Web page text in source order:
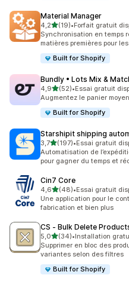
Material Manager
4,2étoile(s) sur 5
(19)
19 avis au total
•Forfait gratuit
Synchronisation en temps
matières premières pour
Built for Shopify
Bundly • Lots Mix &
4,9étoile(s) sur 5
(52)
52 avis au total
•Essai gratuit
Augmentez le panier
Built for Shopify
Starshipit shipping
3,7étoile(s) sur 5
(197)
197 avis au total
•Essai gratuit
Automatisation de
pour gagner du temps et
Cin7 Core
4,6étoile(s) sur 5
(48)
48 avis au total
•Essai gratuit
Une application pour le
fabrication et bien plus
CS ‑ Bulk Delete
5,0étoile(s) sur 5
(34)
34 avis au total
•Installation
Supprimer en bloc des
variantes selon des filtres
Built for Shopify